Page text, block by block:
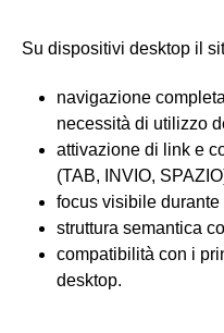
Su dispositivi desktop il
navigazione
necessità di utilizzo
attivazione di link e
(TAB, INVIO,
focus visibile
struttura semantica
compatibilità con i
desktop.